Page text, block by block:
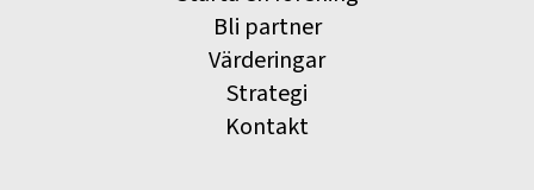
Bli partner
Värderingar
Strategi
Kontakt